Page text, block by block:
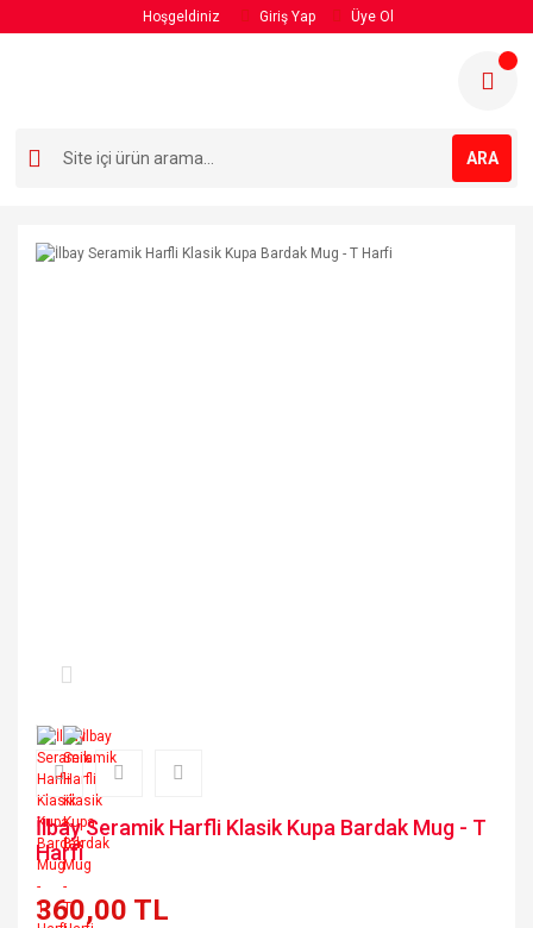
Hoşgeldiniz Giriş Yap Üye Ol
ARA
İlbay Seramik Harfli Klasik Kupa Bardak Mug - T
Harfi
360,00 TL